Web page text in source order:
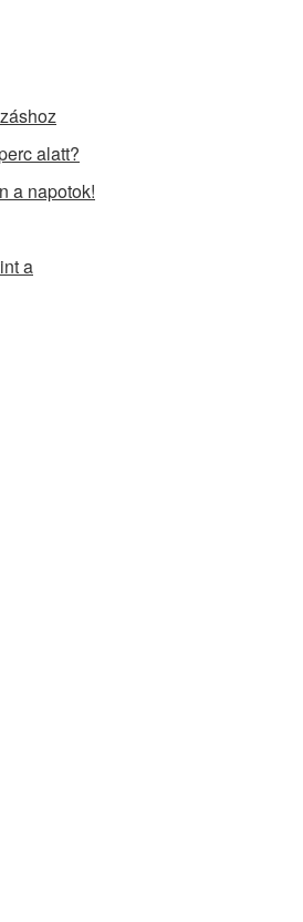
alatt?
a napotok!
a